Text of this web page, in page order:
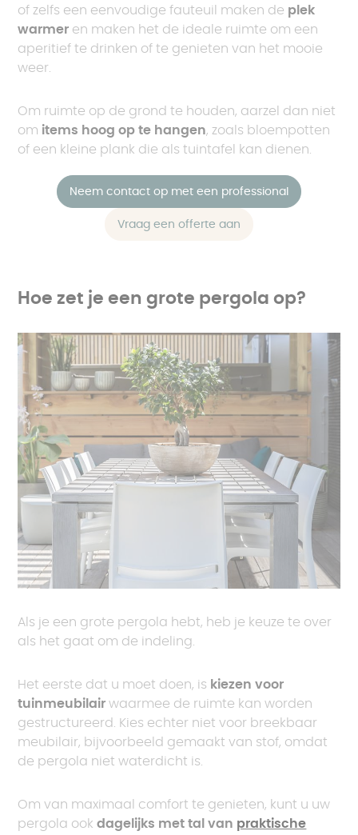
of zelfs een eenvoudige fauteuil maken de plek
warmer en maken het de ideale ruimte om een
aperitief te drinken of te genieten van het mooie
weer.
Om ruimte op de grond te houden, aarzel dan niet
om items hoog op te hangen, zoals bloempotten
of een kleine plank die als tuintafel kan dienen.
Neem contact op met een professional
Vraag een offerte aan
Hoe zet je een grote pergola op?
Als je een grote pergola hebt, heb je keuze te over
als het gaat om de indeling.
Het eerste dat u moet doen, is kiezen voor
tuinmeubilair waarmee de ruimte kan worden
gestructureerd. Kies echter niet voor breekbaar
meubilair, bijvoorbeeld gemaakt van stof, omdat
de pergola niet waterdicht is.
Om van maximaal comfort te genieten, kunt u uw
pergola ookdagelijks met tal van praktische